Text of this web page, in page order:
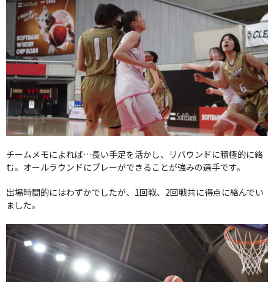
チームメモによれば…長い手足を活かし、リバウンドに積極的に絡
む。オールラウンドにプレーができることが強みの選手です。
出場時間的にはわずかでしたが、1回戦、2回戦共に得点に絡んでい
ました。